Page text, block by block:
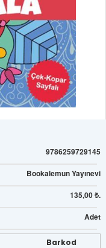
9786259729145
Bookalemun Yayınevi
135,00 ₺.
Adet
Barkod